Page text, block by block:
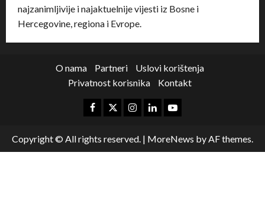
najzanimljivije i najaktuelnije vijesti iz Bosne i
Hercegovine, regiona i Evrope.
O nama Partneri
Uslovi korištenja
Privatnost korisnika
Kontakt
Copyright © All rights reserved. | MoreNews by AF themes.